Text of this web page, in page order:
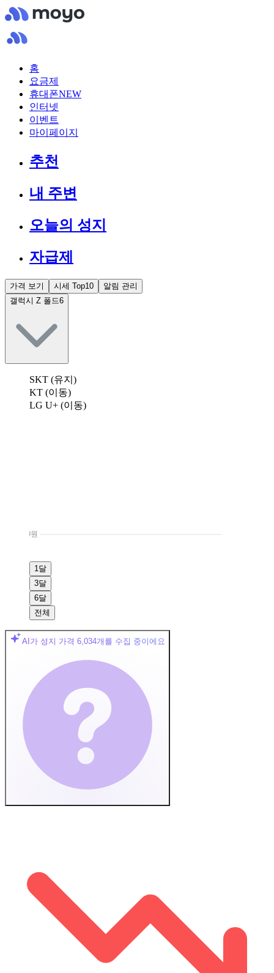
홈
요금제
휴대폰NEW
인터넷
이벤트
마이페이지
추천
내 주변
오늘의 성지
자급제
가격 보기 시세 Top10
알림 관리
갤럭시 Z 폴드6
SKT (유지)
KT (이동)
LG U+ (이동)
0원
1달
3달
6달
전체
AI가 성지 가격 6,034개를 수집 중이에요